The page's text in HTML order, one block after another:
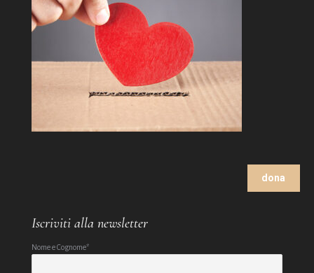
dona
Iscriviti alla newsletter
Nome e Cognome*